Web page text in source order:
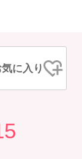
気に入り